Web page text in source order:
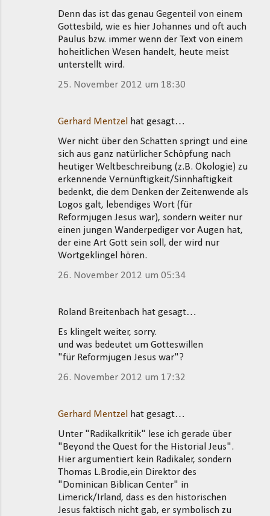
Denn das ist das genau Gegenteil von einem
Gottesbild, wie es hier Johannes und oft auch
Paulus bzw. immer wenn der Text von einem
hoheitlichen Wesen handelt, heute meist
unterstellt wird.
25. November 2012 um 18:30
Gerhard Mentzel
hat gesagt…
Wer nicht über den Schatten springt und eine
sich aus ganz natürlicher Schöpfung nach
heutiger Weltbeschreibung (z.B. Ökologie) zu
erkennende Vernünftigkeit/Sinnhaftigkeit
bedenkt, die dem Denken der Zeitenwende als
Logos galt, lebendiges Wort (für
Reformjugen Jesus war), sondern weiter nur
einen jungen Wanderpediger vor Augen hat,
der eine Art Gott sein soll, der wird nur
Wortgeklingel hören.
26. November 2012 um 05:34
Roland Breitenbach hat gesagt…
Es klingelt weiter, sorry.
und was bedeutet um Gotteswillen
"für Reformjugen Jesus war"?
26. November 2012 um 17:32
Gerhard Mentzel
hat gesagt…
Unter "Radikalkritik" lese ich gerade über
"Beyond the Quest for the Historial Jeus".
Hier argumentiert kein Radikaler, sondern
Thomas L.Brodie,ein Direktor des
"Dominican Biblican Center" in
Limerick/Irland, dass es den historischen
Jesus faktisch nicht gab, er symbolisch zu